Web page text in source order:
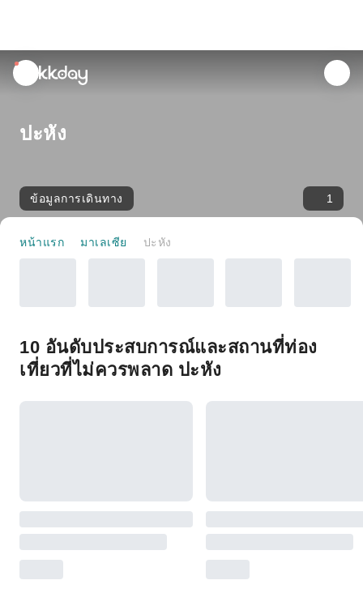
unread
notifications
ปะหัง
ข้อมูลการเดินทาง 1
หน้าแรก มาเลเซีย ปะหัง
10 อันดับประสบการณ์และสถานที่ท่อง
เที่ยวที่ไม่ควรพลาด ปะหัง